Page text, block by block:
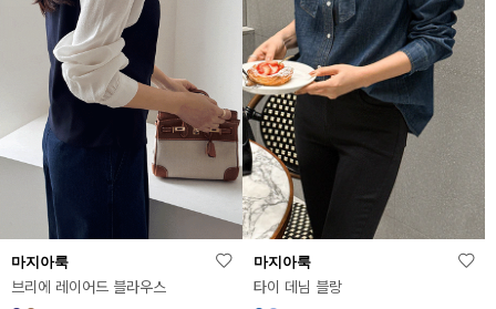
마지아룩
브리에 레이어드 블라우스
마지아룩
타이 데님 블랑